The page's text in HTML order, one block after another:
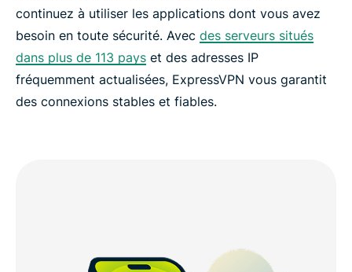
continuez à utiliser les applications dont vous avez
besoin en toute sécurité. Avec des serveurs situés
dans plus de 113 pays et des adresses IP
fréquemment actualisées, ExpressVPN vous garantit
des connexions stables et fiables.